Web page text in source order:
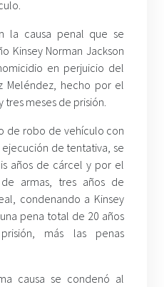
la causa penal que se
Kinsey Norman Jackson
en perjuicio del
Meléndez, hecho por el
tres meses de prisión.
de robo de vehículo con
de tentativa, se
años de cárcel y por el
armas, tres años de
condenando a Kinsey
pena total de 20 años
más las penas
causa se condenó al